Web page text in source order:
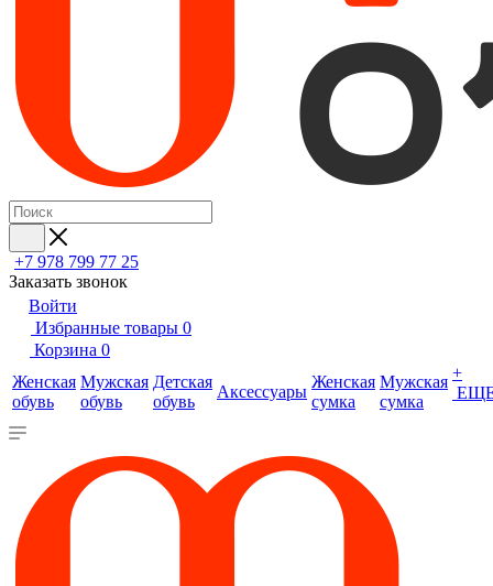
+7 978 799 77 25
Заказать звонок
Войти
Избранные товары 0
Корзина 0
Женская
обувь
Мужская
обувь
Детская
обувь
Аксессуары
Женская
сумка
Мужская
сумка
+